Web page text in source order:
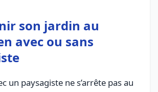
son jardin au
avec ou sans
un paysagiste ne s’arrête pas au